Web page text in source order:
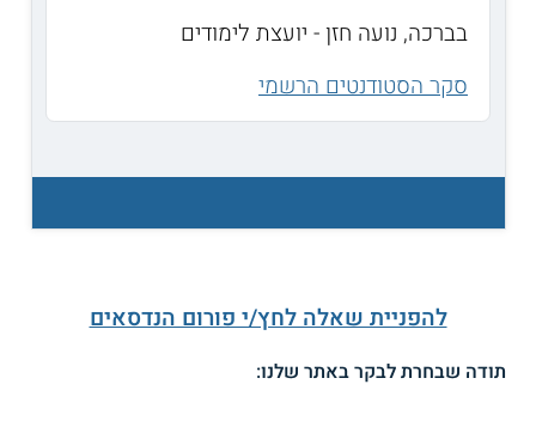
בברכה, נועה חזן - יועצת לימודים
סקר הסטודנטים הרשמי
להפניית שאלה לחץ/י פורום הנדסאים
תודה שבחרת לבקר באתר שלנו: